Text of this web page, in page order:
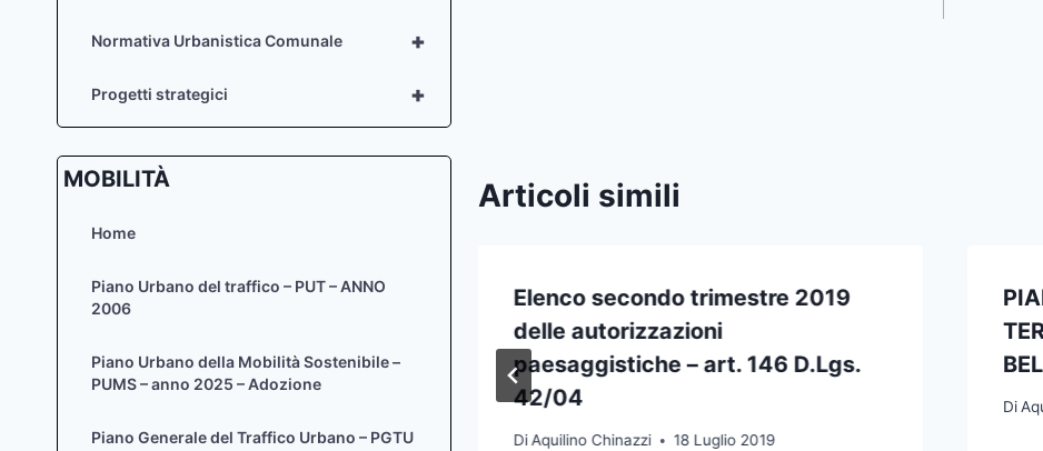
Articoli simili
luglio 2018 – Elenco autorizzazioni
42/04
Elenco secondo trimestre 2019
delle autorizzazioni
paesaggistiche – art. 146 D.Lgs.
42/04
DiAquilino Chinazzi 18 Luglio 2019
Di
+
Normativa Urbanistica Comunale
+
Progetti strategici
MOBILITÀ
Home
Piano Urbano del traffico – PUT – ANNO
2006
Piano Urbano della Mobilità Sostenibile –
PUMS – anno 2025 – Adozione
Piano Generale del Traffico Urbano – PGTU